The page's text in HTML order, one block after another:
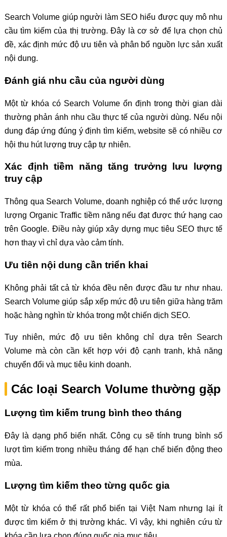
Search Volume giúp người làm SEO hiểu được quy mô nhu
cầu tìm kiếm của thị trường. Đây là cơ sở để lựa chọn chủ
đề, xác định mức độ ưu tiên và phân bổ nguồn lực sản xuất
nội dung.
Đánh giá nhu cầu của người dùng
Một từ khóa có Search Volume ổn định trong thời gian dài
thường phản ánh nhu cầu thực tế của người dùng. Nếu nội
dung đáp ứng đúng ý định tìm kiếm, website sẽ có nhiều cơ
hội thu hút lượng truy cập tự nhiên.
Xác định tiềm năng tăng trưởng lưu lượng
truy cập
Thông qua Search Volume, doanh nghiệp có thể ước lượng
lượng Organic Traffic tiềm năng nếu đạt được thứ hạng cao
trên Google. Điều này giúp xây dựng mục tiêu SEO thực tế
hơn thay vì chỉ dựa vào cảm tính.
Ưu tiên nội dung cần triển khai
Không phải tất cả từ khóa đều nên được đầu tư như nhau.
Search Volume giúp sắp xếp mức độ ưu tiên giữa hàng trăm
hoặc hàng nghìn từ khóa trong một chiến dịch SEO.
Tuy nhiên, mức độ ưu tiên không chỉ dựa trên Search
Volume mà còn cần kết hợp với độ cạnh tranh, khả năng
chuyển đổi và mục tiêu kinh doanh.
Các loại Search Volume thường gặp
Lượng tìm kiếm trung bình theo tháng
Đây là dạng phổ biến nhất. Công cụ sẽ tính trung bình số
lượt tìm kiếm trong nhiều tháng để hạn chế biến động theo
mùa.
Lượng tìm kiếm theo từng quốc gia
Một từ khóa có thể rất phổ biến tại Việt Nam nhưng lại ít
được tìm kiếm ở thị trường khác. Vì vậy, khi nghiên cứu từ